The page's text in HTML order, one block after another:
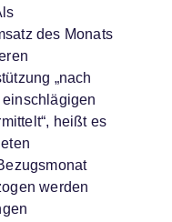
des Monats
„nach
heißt es
werden